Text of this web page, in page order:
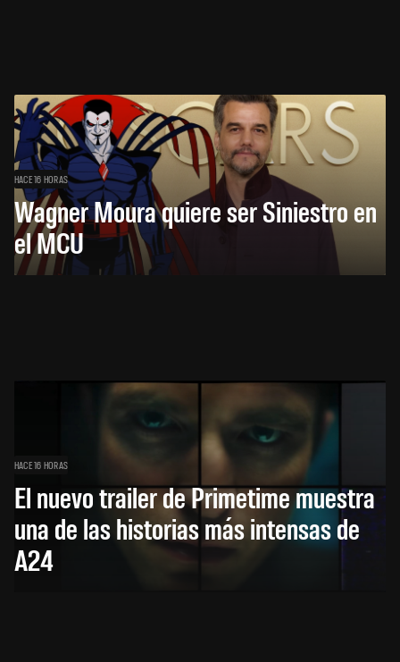
HACE 16 HORAS
Wagner Moura quiere ser Siniestro en
el MCU
HACE 16 HORAS
El nuevo trailer de Primetime muestra
una de las historias más intensas de
A24